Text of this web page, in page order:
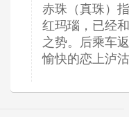
赤珠（真珠）
红玛瑙，已经
之势。后乘车
愉快的恋上泸